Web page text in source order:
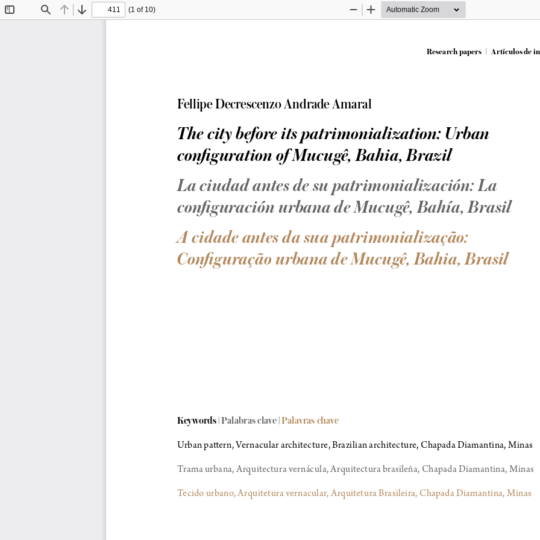
Find Previous
Next
(1 of 10)
Zoom
Zoom
Research papers   |   Artículos de
Fellipe Decrescenzo Andrade Amaral
The city before its patrimonialization: Urban
configuration of Mucugê, Bahia, Brazil
La ciudad antes de su patrimonialización: La
configuración urbana de Mucugê, Bahía, Brasil
A cidade antes da sua patrimonialização:
Configuração urbana de Mucugê, Bahia, Brasil
Keywords | Palabras clave | Palavras chave
Urban pattern, Vernacular architecture, Brazilian architecture, Chapada Diamantina, Minas
Trama urbana, A rquitectura vernácula, A rquitectura brasileña, Chapada Diamantina, Minas
Tecido urbano, A rquitetura vernacular, A rquitetura Brasileira, Chapada Diamantina, Minas